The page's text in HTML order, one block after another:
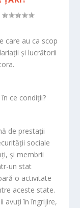
care au ca scop
şi lucrătorii
ce condiţii?
de prestaţii
sociale
şi membrii
un stat
o activitate
aceste state.
avuţi în îngrijire,